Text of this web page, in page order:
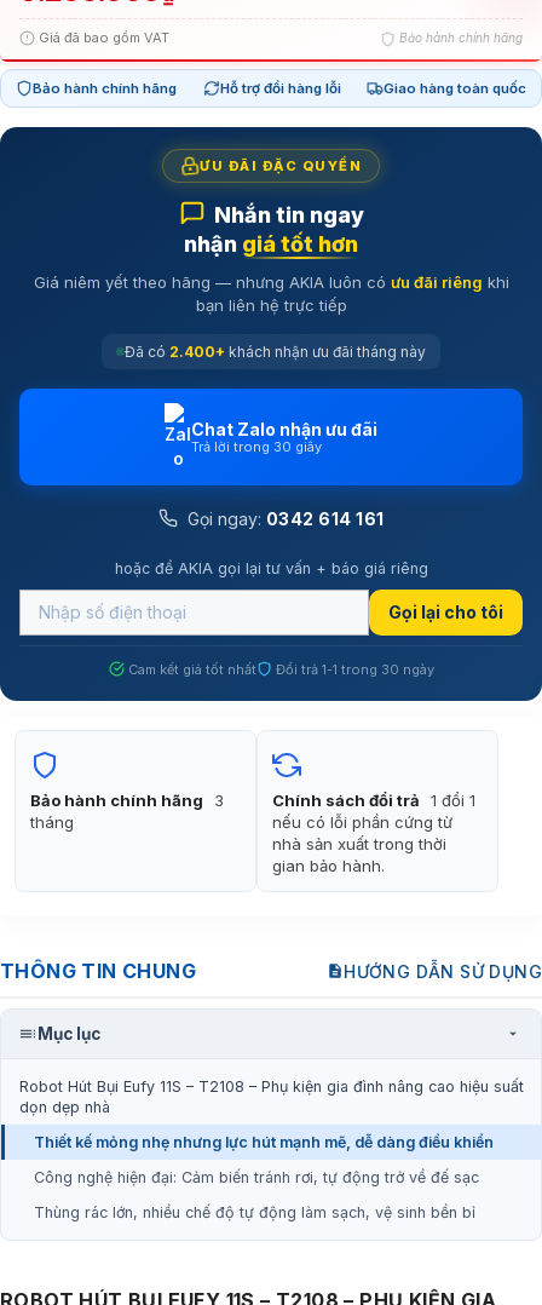
Giá đã bao gồm VAT Bảo hành chính hãng
Bảo hành chính hãng Hỗ trợ đổi hàng lỗi Giao hàng toàn quốc
ƯU ĐÃI ĐẶC QUYỀN
Nhắn tin ngay
nhận giá tốt hơn
Giá niêm yết theo hãng — nhưng AKIA luôn có ưu đãi riêng khi
bạn liên hệ trực tiếp
Đã có 2.400+ khách nhận ưu đãi tháng này
Chat Zalo nhận ưu đãi
Trả lời trong 30 giây
Gọi ngay: 0342 614 161
hoặc để AKIA gọi lại tư vấn + báo giá riêng
Gọi lại cho tôi
Cam kết giá tốt nhất Đổi trả 1-1 trong 30 ngày
Bảo hành chính hãng
3
tháng
Chính sách đổi trả
1 đổi 1
nếu có lỗi phần cứng từ
nhà sản xuất trong thời
gian bảo hành.
THÔNG TIN CHUNG HƯỚNG DẪN SỬ DỤNG
Mục lục
Robot Hút Bụi Eufy 11S – T2108 – Phụ kiện gia đình nâng cao hiệu suất
dọn dẹp nhà
Thiết kế mỏng nhẹ nhưng lực hút mạnh mẽ, dễ dàng điều khiển
Công nghệ hiện đại: Cảm biến tránh rơi, tự động trở về đế sạc
Thùng rác lớn, nhiều chế độ tự động làm sạch, vệ sinh bền bỉ
ROBOT HÚT BỤI EUFY 11S – T2108 – PHỤ KIỆN GIA